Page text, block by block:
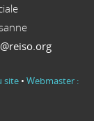
site • Webmaster :